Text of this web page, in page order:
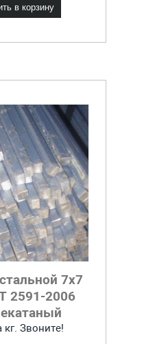
в корзину
7x7
2591-2006
кг. Звоните!